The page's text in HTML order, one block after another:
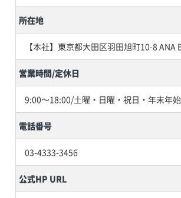
所在地
【本社】東京都大田区羽田旭町10-8 ANA
営業時間/定休日
9:00～18:00/土曜・日曜・祝日・年末年始
電話番号
03-4333-3456
公式HP URL